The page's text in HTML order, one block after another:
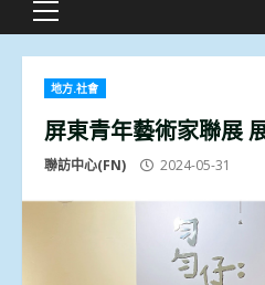
Primary
地方.社會
屏東青年藝術家聯展
聯訪中心(FN) 2024-05-31